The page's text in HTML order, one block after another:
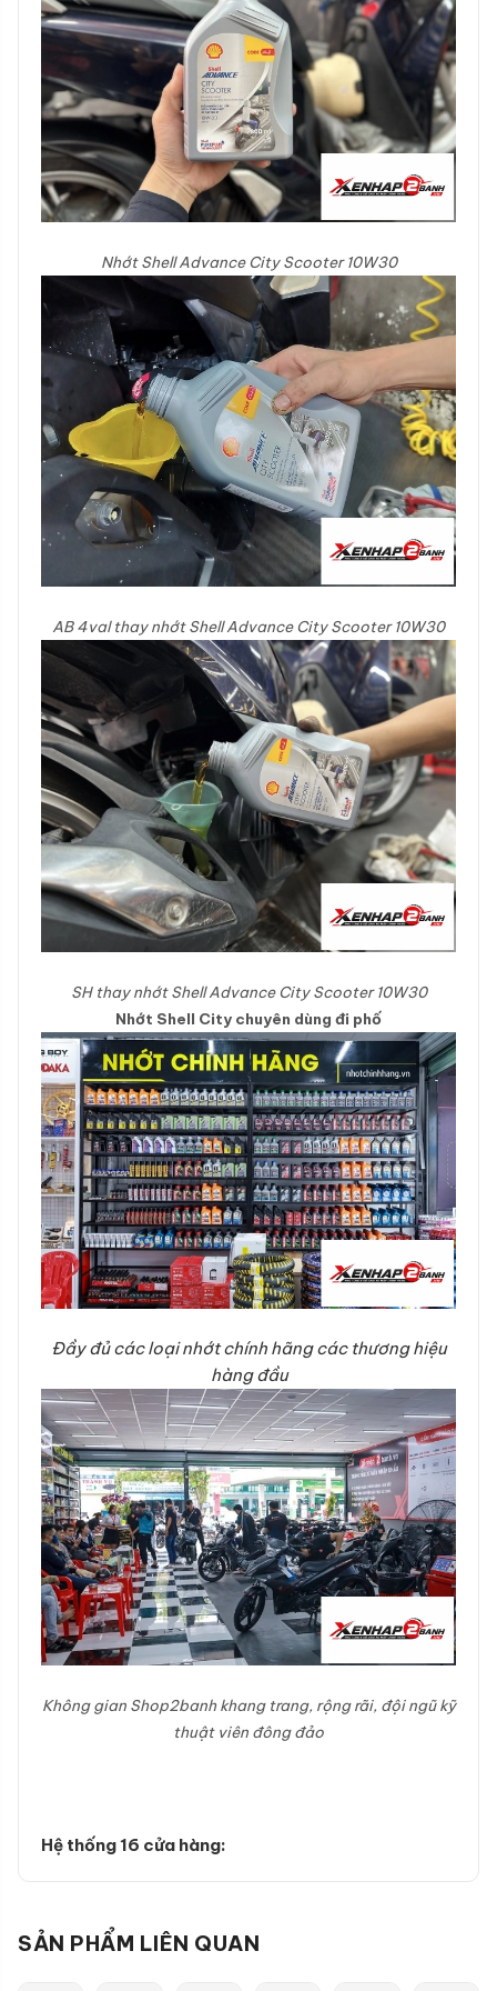
Nhớt Shell Advance City Scooter 10W30
AB 4val thay nhớt Shell Advance City Scooter 10W30
SH thay nhớt Shell Advance City Scooter 10W30
Nhớt Shell City chuyên dùng đi phố
Đầy đủ các loại nhớt chính hãng các thương hiệu
hàng đầu
Không gian Shop2banh khang trang, rộng rãi, đội ngũ kỹ
thuật viên đông đảo
Hệ thống 16 cửa hàng:
SẢN PHẨM LIÊN QUAN